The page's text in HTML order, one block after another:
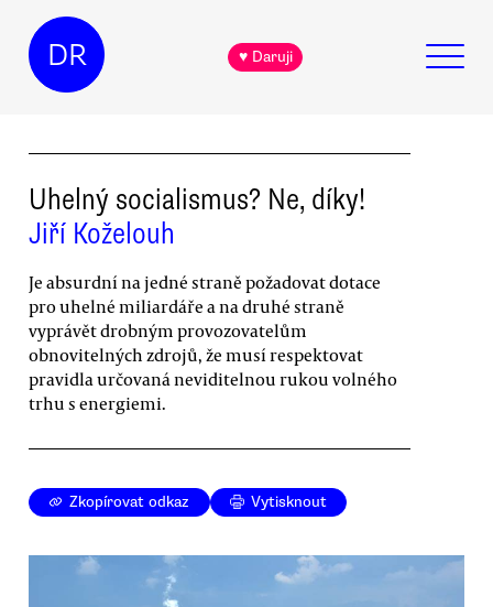
DR ♥ Daruji
Uhelný socialismus? Ne, díky!
Jiří Koželouh
Je absurdní na jedné straně požadovat dotace
pro uhelné miliardáře a na druhé straně
vyprávět drobným provozovatelům
obnovitelných zdrojů, že musí respektovat
pravidla určovaná neviditelnou rukou volného
trhu s energiemi.
Zkopírovat odkaz Vytisknout